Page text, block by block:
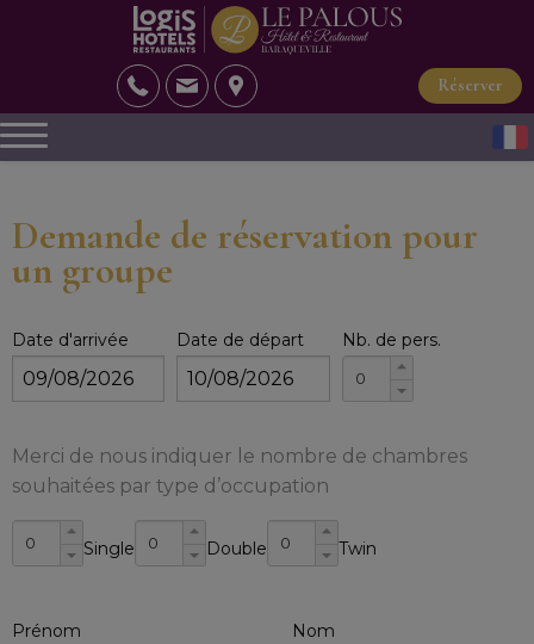
Réserver
Demande de réservation pour
un groupe
Date d'arrivée Date de départ Nb. de pers.
Merci de nous indiquer le nombre de chambres
souhaitées par type d’occupation
Single Double Twin
Prénom Nom